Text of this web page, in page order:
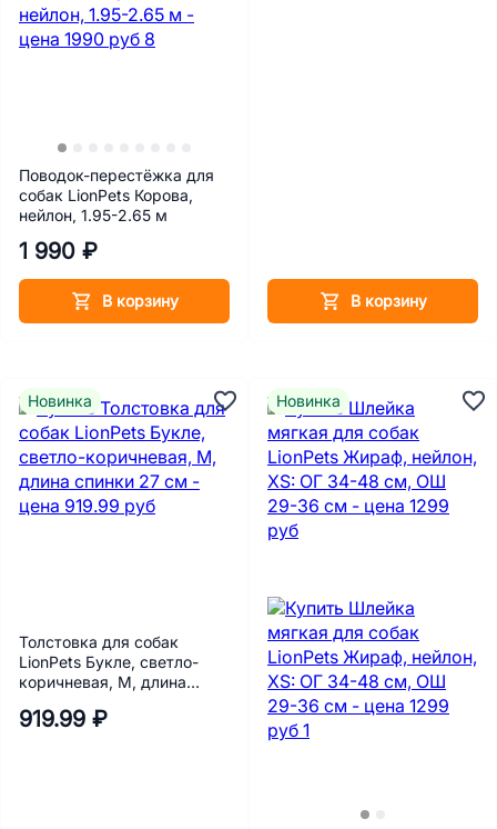
Поводок-перестёжка для
собак LionPets Корова,
нейлон, 1.95-2.65 м
1 990 ₽
В корзину В корзину
Толстовка для собак
LionPets Букле, светло-
коричневая, M, длина
919.99 ₽
Новинка Новинка